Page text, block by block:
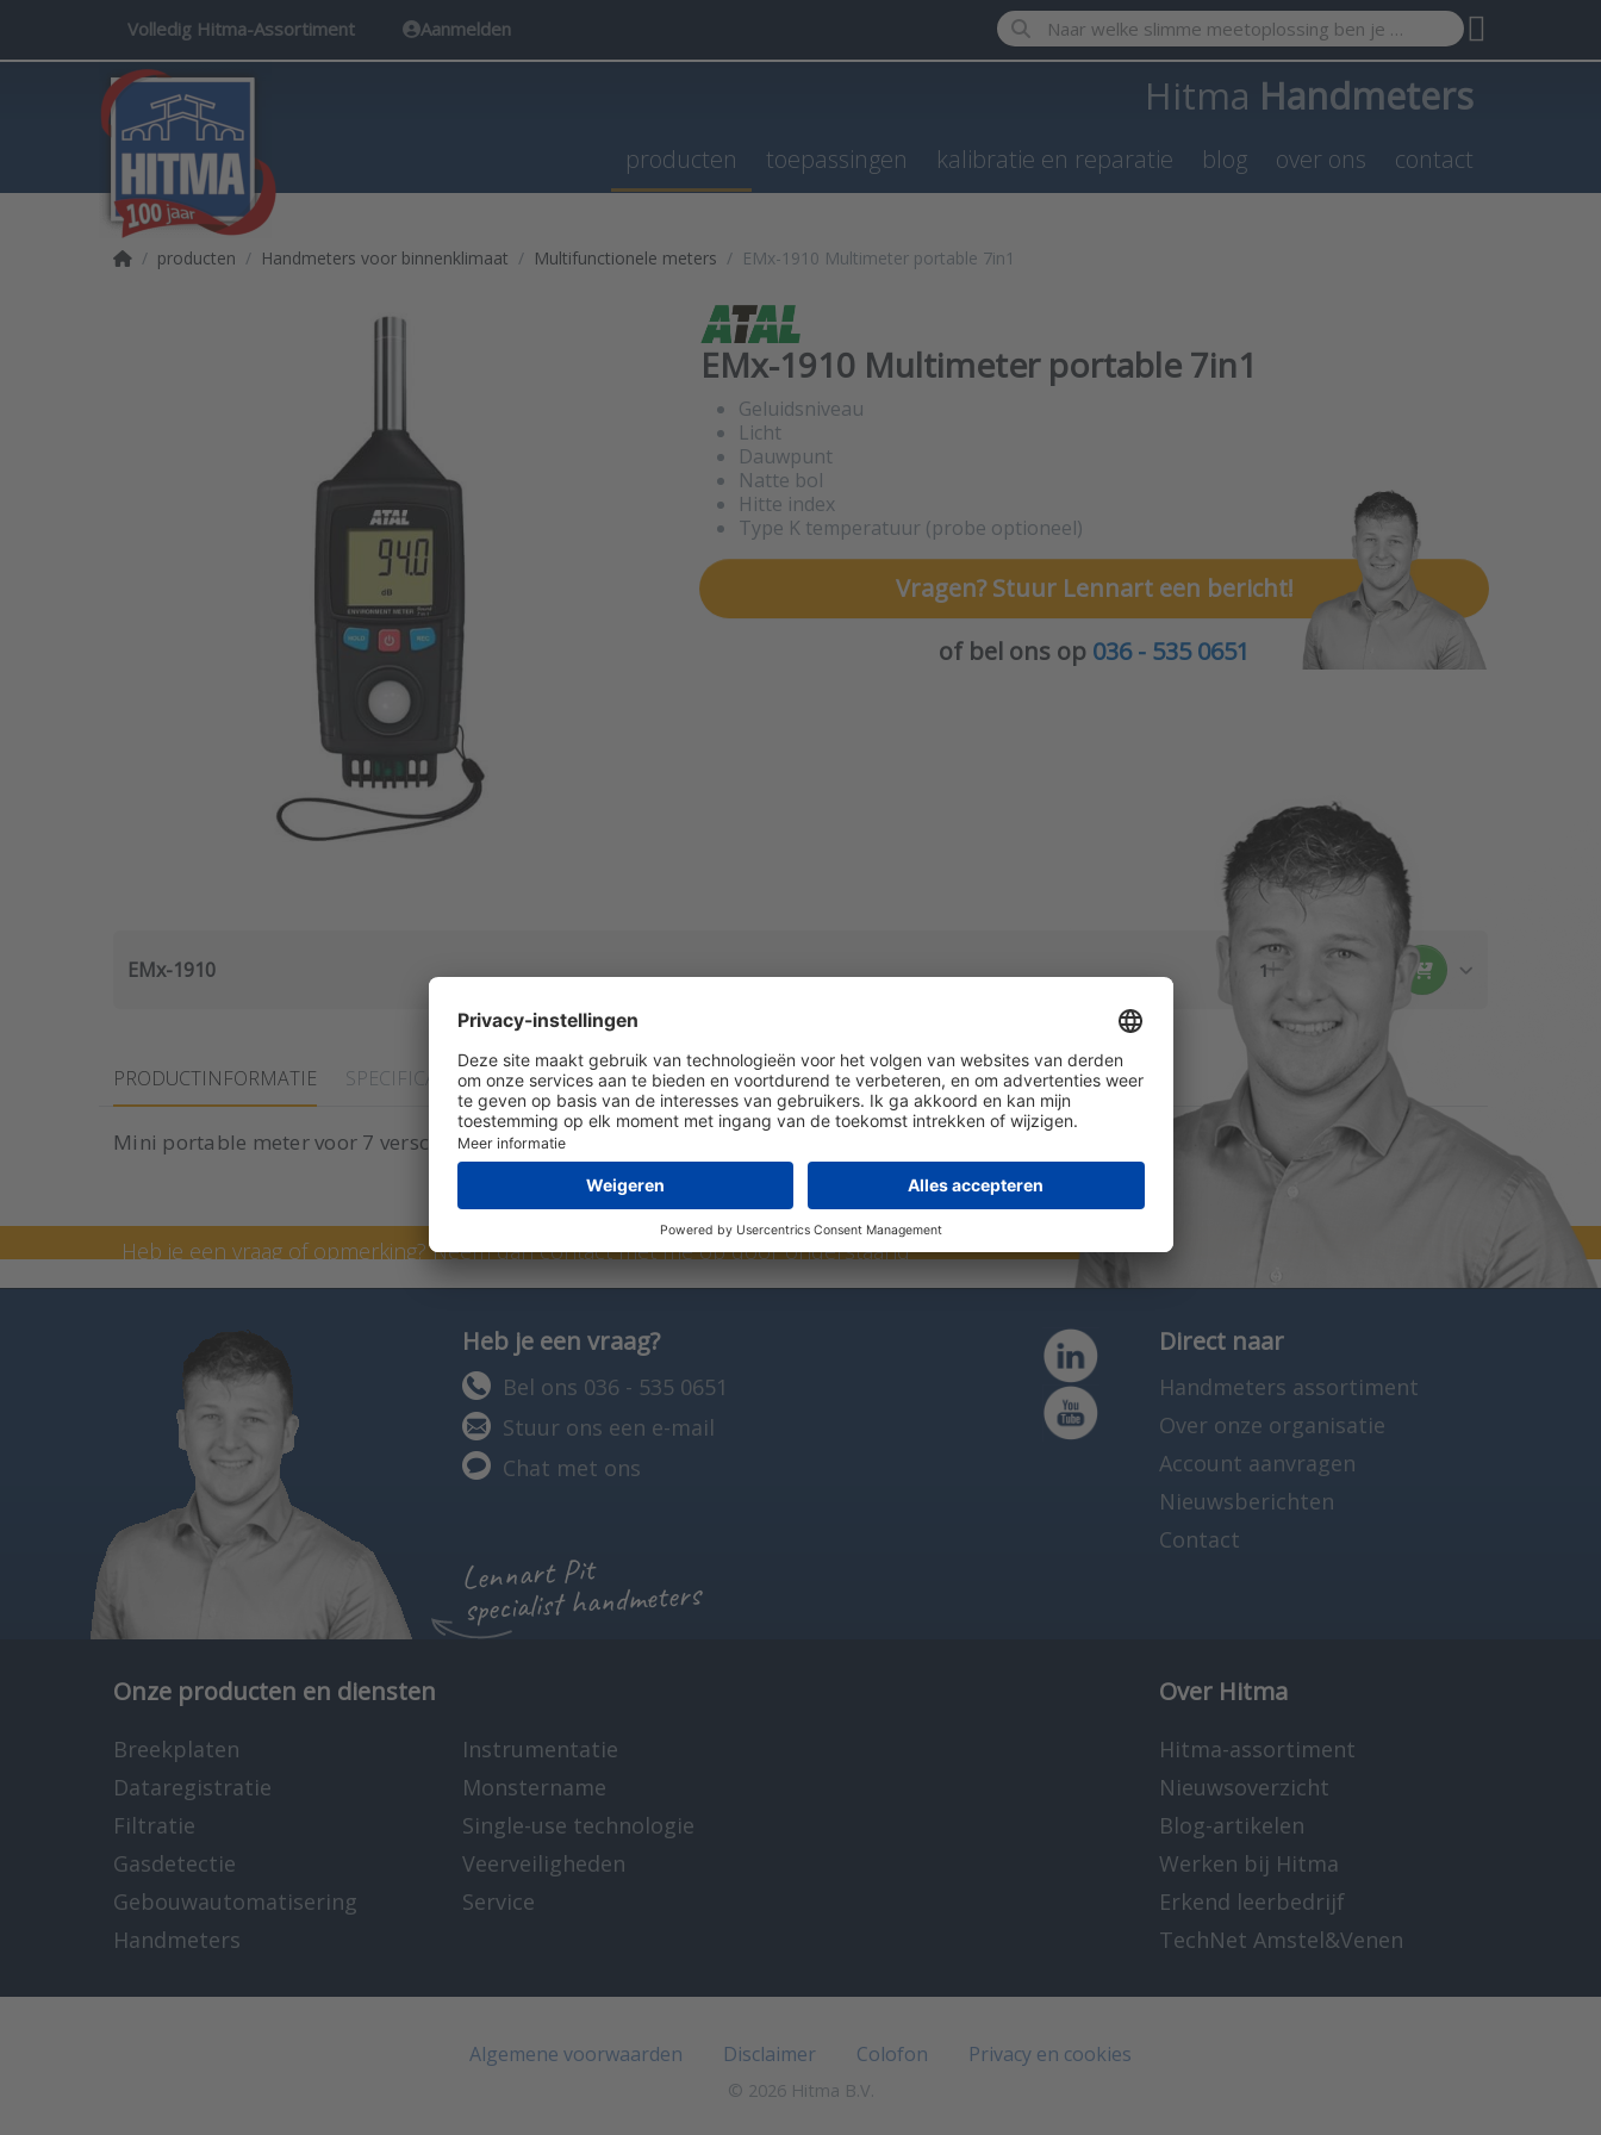
Volledig Hitma-Assortiment Aanmelden Enter a search term. Results will appear automatically as you type.
Hitma Handmeters
producten toepassingen kalibratie en reparatie blog over ons contact
Startpagina
producten Handmeters voor binnenklimaat Multifunctionele meters EMx-1910 Multimeter portable 7in1
EMx-1910 Multimeter portable 7in1
Geluidsniveau
Licht
Dauwpunt
Natte bol
Hitte index
Type K temperatuur (probe optioneel)
Vragen? Stuur Lennart een bericht!
of bel ons op 036 - 535 0651
EMx-1910 1
PRODUCTINFORMATIE SPECIFICATIES
Mini portable meter voor 7 verschillende parameters.
Neem contact op met Lennart Pit
Heb je een vraag of opmerking? Neem dan contact met me op door onderstaand
Heb je een vraag?
Bel ons 036 - 535 0651
Stuur ons een e-mail
Chat met ons
Lennart Pit
specialist handmeters
Direct naar
Handmeters assortiment
Over onze organisatie
Account aanvragen
Nieuwsberichten
Contact
Onze producten en diensten
Breekplaten
Dataregistratie
Filtratie
Gasdetectie
Gebouwautomatisering
Handmeters
Instrumentatie
Monstername
Single-use technologie
Veerveiligheden
Service
Over Hitma
Hitma-assortiment
Nieuwsoverzicht
Blog-artikelen
Werken bij Hitma
Erkend leerbedrijf
TechNet Amstel&Venen
Algemene voorwaarden Disclaimer Colofon Privacy en cookies
© 2026 Hitma B.V.